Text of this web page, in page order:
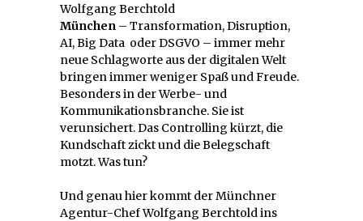
Wolfgang Berchtold
München – Transformation, Disruption,
AI, Big Data oder DSGVO – immer mehr
neue Schlagworte aus der digitalen Welt
bringen immer weniger Spaß und Freude.
Besonders in der Werbe- und
Kommunikationsbranche. Sie ist
verunsichert. Das Controlling kürzt, die
Kundschaft zickt und die Belegschaft
motzt. Was tun?
Und genau hier kommt der Münchner
Agentur-Chef Wolfgang Berchtold ins